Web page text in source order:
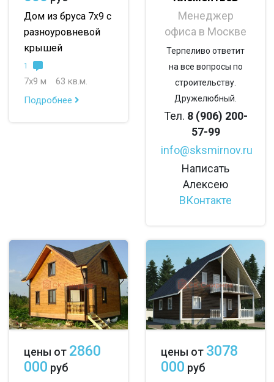
Дом из бруса 7х9 с
разноуровневой
крышей
1
7х9 м
63 кв.м.
Подробнее
Менеджер
офиса в Москве
Терпеливо ответит
на все вопросы по
строительству.
Дружелюбный.
Тел. 8 (906) 200-
57-99
info@sksmirnov.ru
Написать
Алексею
ВКонтакте
цены от 2860
000 руб
цены от 3078
000 руб